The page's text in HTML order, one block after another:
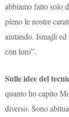
abbiamo fatto solo
pieno le nostre
aiutando. Ismajli
con loro”.
Sulle idee del
quanto ho capito
diverso. Sono